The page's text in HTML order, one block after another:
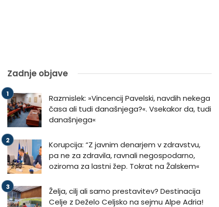
Zadnje objave
Razmislek: »Vincencij Pavelski, navdih nekega
časa ali tudi današnjega?«. Vsekakor da, tudi
današnjega«
Korupcija: “Z javnim denarjem v zdravstvu,
pa ne za zdravila, ravnali negospodarno,
oziroma za lastni žep. Tokrat na Žalskem«
Želja, cilj ali samo prestavitev? Destinacija
Celje z Deželo Celjsko na sejmu Alpe Adria!